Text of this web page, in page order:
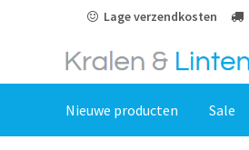
Lage verzendkosten
Nieuwe producten Sale